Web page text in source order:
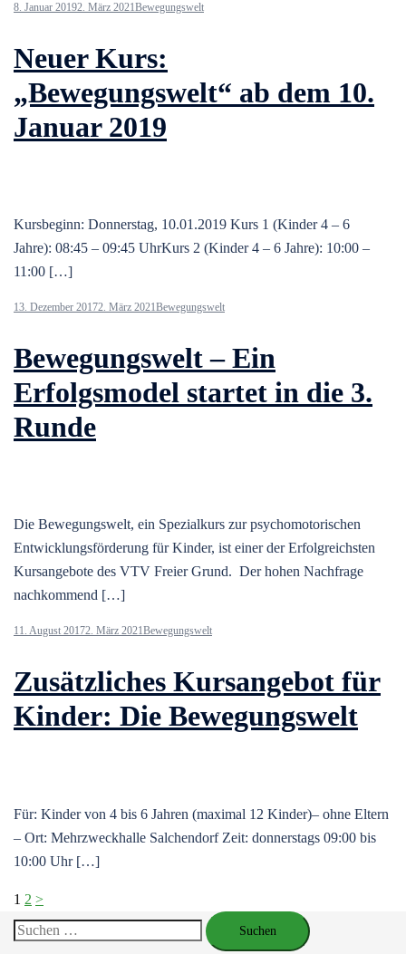
8. Januar 20192. März 2021Bewegungswelt
Neuer Kurs:
„Bewegungswelt“ ab dem 10.
Januar 2019
Kursbeginn: Donnerstag, 10.01.2019 Kurs 1 (Kinder 4 – 6
Jahre): 08:45 – 09:45 UhrKurs 2 (Kinder 4 – 6 Jahre): 10:00 –
11:00 […]
13. Dezember 20172. März 2021Bewegungswelt
Bewegungswelt – Ein
Erfolgsmodel startet in die 3.
Runde
Die Bewegungswelt, ein Spezialkurs zur psychomotorischen
Entwicklungsförderung für Kinder, ist einer der Erfolgreichsten
Kursangebote des VTV Freier Grund. Der hohen Nachfrage
nachkommend […]
11. August 20172. März 2021Bewegungswelt
Zusätzliches Kursangebot für
Kinder: Die Bewegungswelt
Für: Kinder von 4 bis 6 Jahren (maximal 12 Kinder)– ohne Eltern
– Ort: Mehrzweckhalle Salchendorf Zeit: donnerstags 09:00 bis
10:00 Uhr […]
Seitennummerierung
der
1 2 >
Suchen